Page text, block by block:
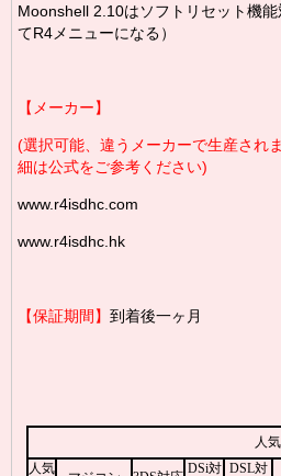
Moonshell 2.10はソフトリセット機
てR4メニューになる）
【メーカー】
(選択可能、違うメーカーで生産され
細は公式をご参考ください)
www.r4isdhc.com
www.r4isdhc.hk
【保証期間】 到着後一ヶ月